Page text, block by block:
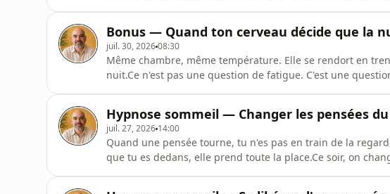
nouvelle technique pour
Bonus — Quand ton cerveau décide que la
juil. 30, 202608:30
Même chambre, même température. Elle se rendort en
nuit.Ce n'est pas une question de fatigue. C'est une
caractè
Hypnose sommeil — Changer les pensées
juil. 27, 2026 14:00
Quand une pensée tourne, tu n'es pas en train de la
que tu es dedans, elle prend toute la place.Ce soir, on